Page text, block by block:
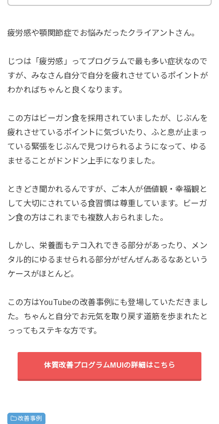
疲労感や顎関節症でお悩みだったクライアントさん。
じつは「疲労感」ってプログラムで最も多い症状なので
すが、みなさん自分で自分を疲れさせているポイントが
わかればちゃんと良くなります。
この方はビーガン食を採用されていましたが、じぶんを
疲れさせているポイントに気づいたり、ふと息が止まっ
ている緊張をじぶんで見つけられるようになって、ゆる
ませることがドンドン上手になりました。
ときどき聞かれるんですが、ご本人が価値観・幸福観と
して大切にされている食習慣は尊重しています。ビーガ
ン食の方はこれまでも複数人おられました。
しかし、栄養面もテコ入れできる部分があったり、メン
タル的にゆるませられる部分がぜんぜんあるなあという
ケースがほとんど。
この方はYouTubeの改善事例にも登場していただきまし
た。ちゃんと自分でお元気を取り戻す道筋を歩まれたと
っってもステキな方です。
体質改善プログラムMUIの詳細はこちら
改善事例